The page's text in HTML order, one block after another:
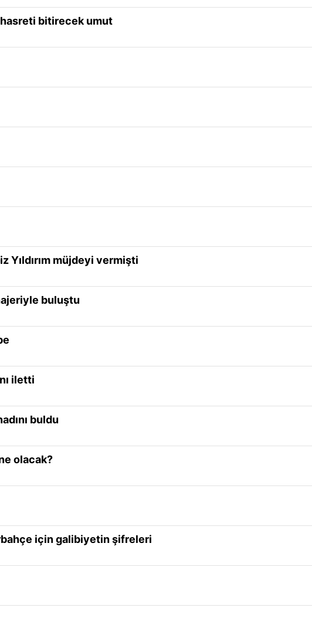
hasreti bitirecek umut
Yıldırım müjdeyi vermişti
buluştu
iletti
buldu
olacak?
için galibiyetin şifreleri